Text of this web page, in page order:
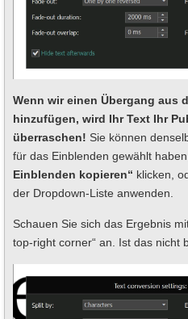
Wenn wir einen Übergang aus
hinzufügen, wird Ihr Text Ihr
überraschen! Sie können
für das Einblenden gewählt
Einblenden kopieren“ klicken,
der Dropdown-Liste anwenden.
Schauen Sie sich das Ergebnis
top-right corner“ an. Ist das nicht